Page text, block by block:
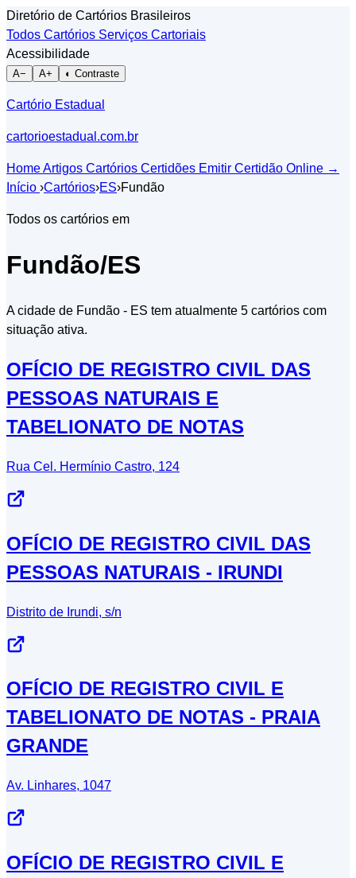
Diretório de Cartórios Brasileiros
Todos Cartórios Serviços Cartoriais
Acessibilidade
A− A+ ◐ Contraste
Cartório Estadual
cartorioestadual.com.br
HomeArtigos Cartórios Certidões Emitir Certidão Online →
Início ›Cartórios›ES›Fundão
Todos os cartórios em
Fundão/ES
A cidade de Fundão - ES tem atualmente 5 cartórios com
situação ativa.
OFÍCIO DE REGISTRO CIVIL DAS
PESSOAS NATURAIS E
TABELIONATO DE NOTAS
Rua Cel. Hermínio Castro, 124
OFÍCIO DE REGISTRO CIVIL DAS
PESSOAS NATURAIS - IRUNDI
Distrito de Irundi, s/n
OFÍCIO DE REGISTRO CIVIL E
TABELIONATO DE NOTAS - PRAIA
GRANDE
Av. Linhares, 1047
OFÍCIO DE REGISTRO CIVIL E